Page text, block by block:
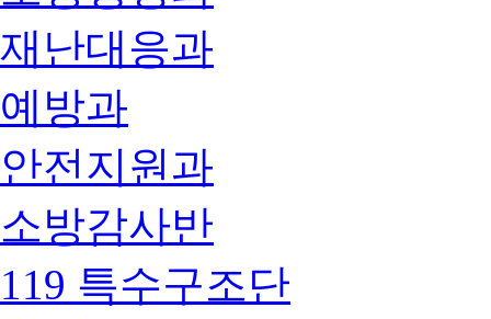
재난대응과
예방과
안전지원과
소방감사반
119 특수구조단